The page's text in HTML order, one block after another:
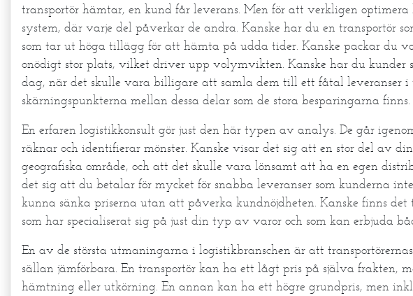
transportör hämtar, en kund får leverans. Men för att verkligen optimera
system, där varje del påverkar de andra. Kanske har du en transportör
som tar ut höga tillägg för att hämta på udda tider. Kanske packar du
onödigt stor plats, vilket driver upp volymvikten. Kanske har du kunder
dag, när det skulle vara billigare att samla dem till ett fåtal leveranser i
skärningspunkterna mellan dessa delar som de stora besparingarna finns.
En erfaren logistikkonsult gör just den här typen av analys. De går
räknar och identifierar mönster. Kanske visar det sig att en stor del av
geografiska område, och att det skulle vara lönsamt att ha en egen
det sig att du betalar för mycket för snabba leveranser som kunderna
kunna sänka priserna utan att påverka kundnöjdheten. Kanske finns det
som har specialiserat sig på just din typ av varor och som kan erbjuda
En av de största utmaningarna i logistikbranschen är att
sällan jämförbara. En transportör kan ha ett lågt pris på själva frakten,
hämtning eller utkörning. En annan kan ha ett högre grundpris, men